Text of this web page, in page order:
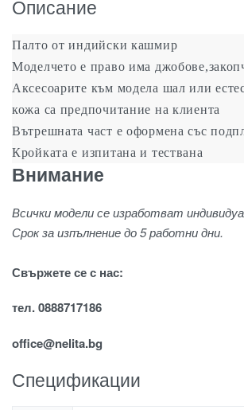
Описание
Палто от индийски кашмир
Моделчето е право има
Аксесоарите към модела шал или
кожа са предпочитание на клиента
Вътрешната част е оформена със
Кройката е изпитана и тествана
Внимание
Всички модели се изработват
Срок за изпълнение до 5 работни дни.
Свържете се с нас:
тел. 0888717186
office@nelita.bg
Спецификации